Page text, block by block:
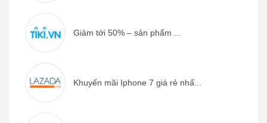
Giảm tới 50% – sản phẩm ...
Khuyến mãi Iphone 7 giá rẻ nhấ...